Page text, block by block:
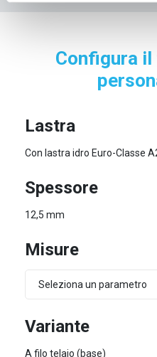
Configura
Lastra
Con lastra idro Euro-Classe
Spessore
12,5 mm
Misure
Seleziona un parametro
Variante
A filo telaio (base)